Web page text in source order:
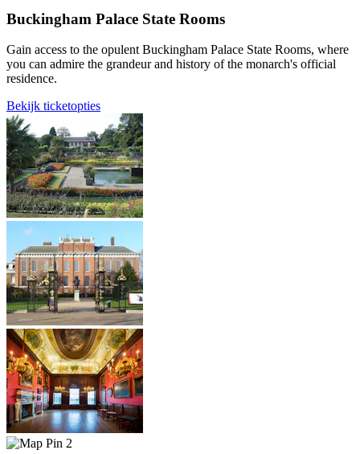
Buckingham Palace State Rooms
Gain access to the opulent Buckingham Palace State Rooms, where
you can admire the grandeur and history of the monarch's official
residence.
Bekijk ticketopties
2